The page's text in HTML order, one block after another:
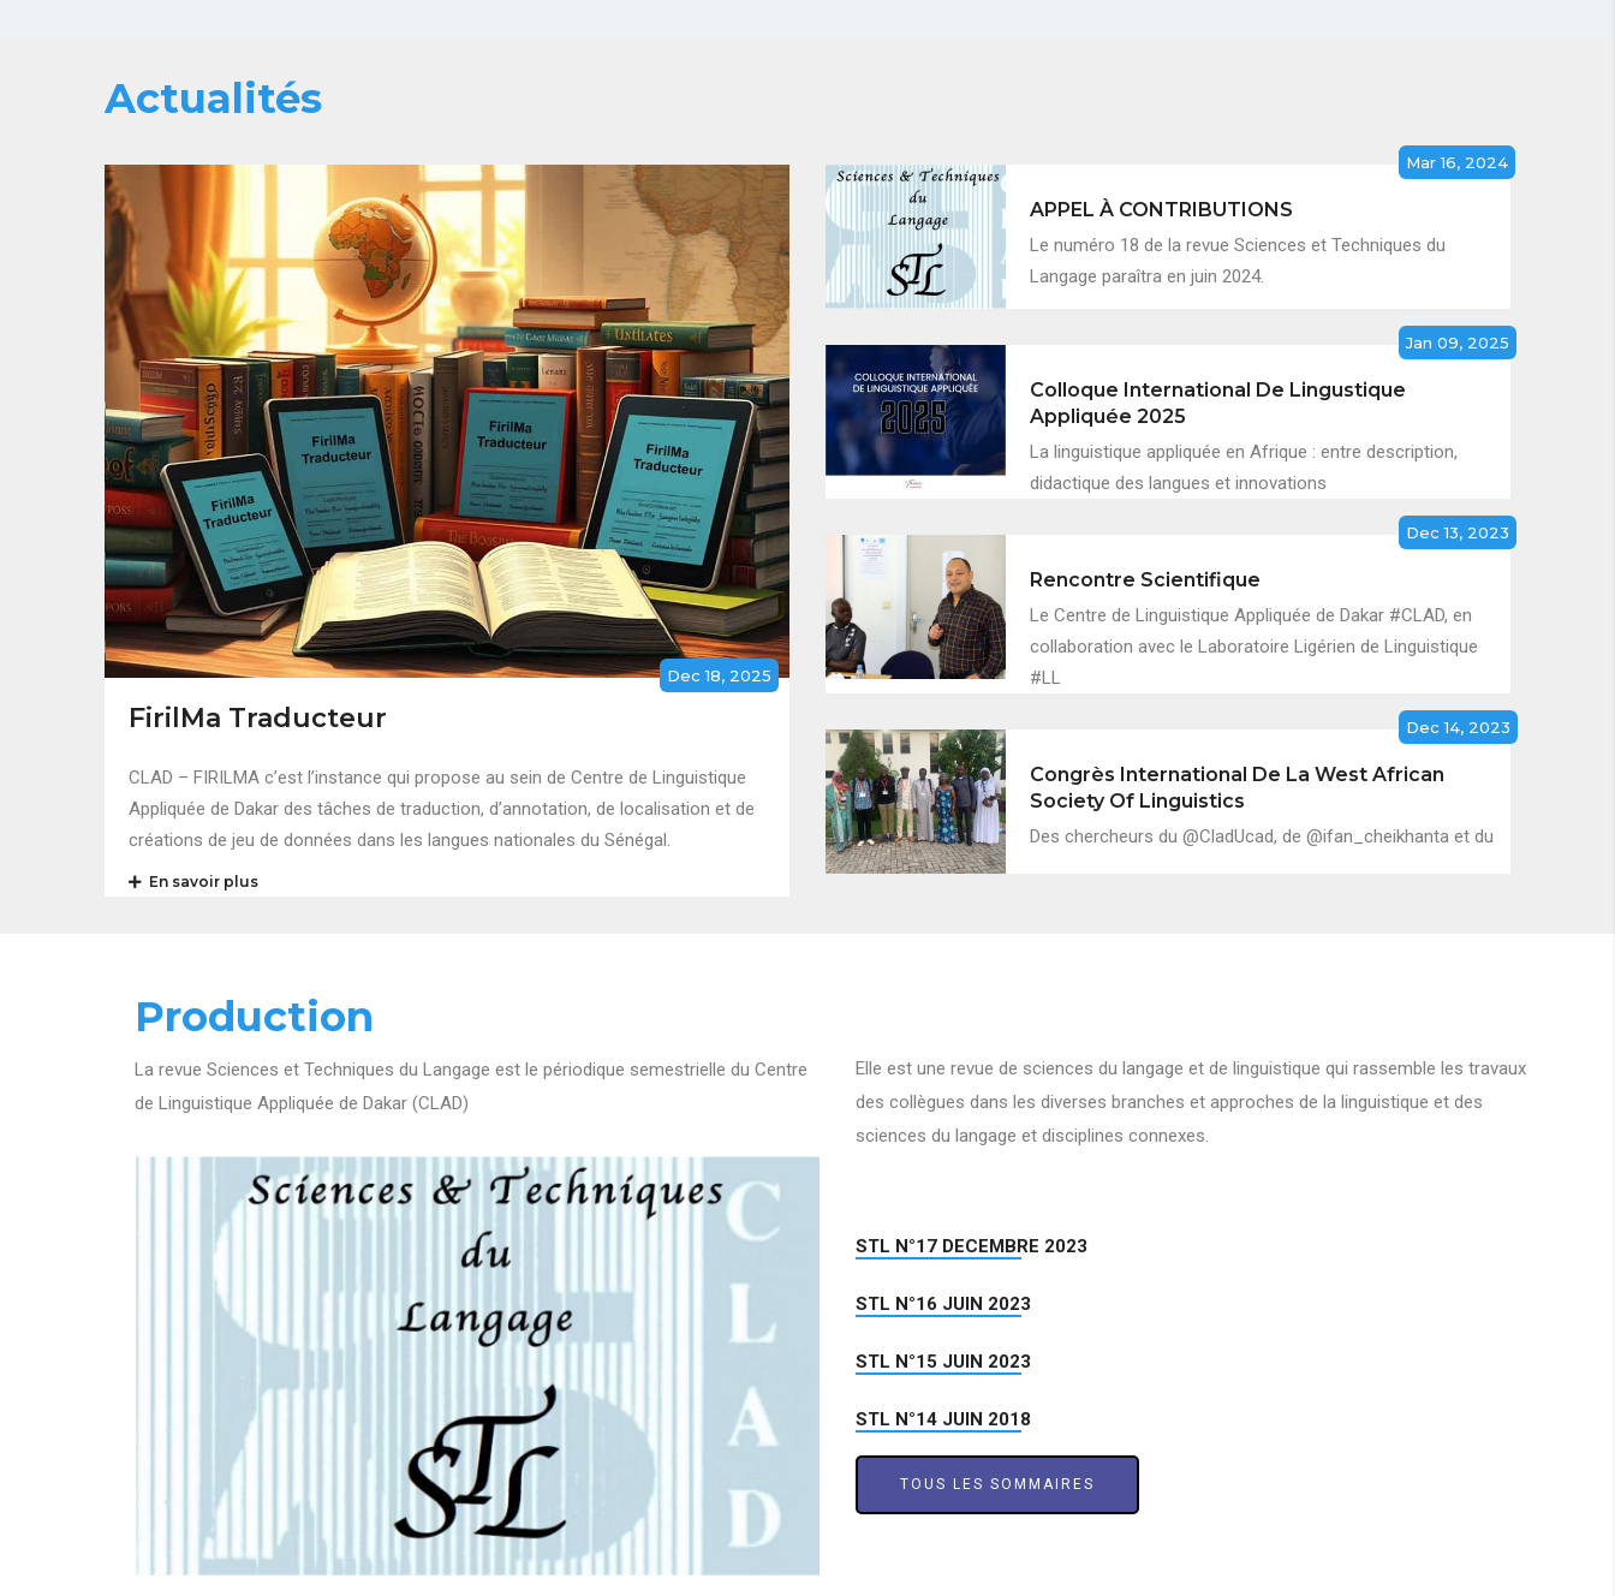
Actualités
Dec 18, 2025
FirilMa Traducteur
CLAD – FIRILMA c’est l’instance qui propose au sein de Centre de Linguistique
Appliquée de Dakar des tâches de traduction, d’annotation, de localisation et de
créations de jeu de données dans les langues nationales du Sénégal.
En savoir plus
Mar 16, 2024
APPEL À CONTRIBUTIONS
Le numéro 18 de la revue Sciences et Techniques du
Langage paraîtra en juin 2024.
Jan 09, 2025
Colloque International De Lingustique
Appliquée 2025
La linguistique appliquée en Afrique : entre description,
didactique des langues et innovations
Dec 13, 2023
Rencontre Scientifique
Le Centre de Linguistique Appliquée de Dakar #CLAD, en
collaboration avec le Laboratoire Ligérien de Linguistique
#LL
Dec 14, 2023
Congrès International De La West African
Society Of Linguistics
Des chercheurs du @CladUcad, de @ifan_cheikhanta et du
Production
La revue Sciences et Techniques du Langage est le périodique semestrielle du Centre
de Linguistique Appliquée de Dakar (CLAD)
Elle est une revue de sciences du langage et de linguistique qui rassemble les travaux
des collègues dans les diverses branches et approches de la linguistique et des
sciences du langage et disciplines connexes.
STL N°17 DECEMBRE 2023
STL N°16 JUIN 2023
STL N°15 JUIN 2023
STL N°14 JUIN 2018
TOUS LES SOMMAIRES